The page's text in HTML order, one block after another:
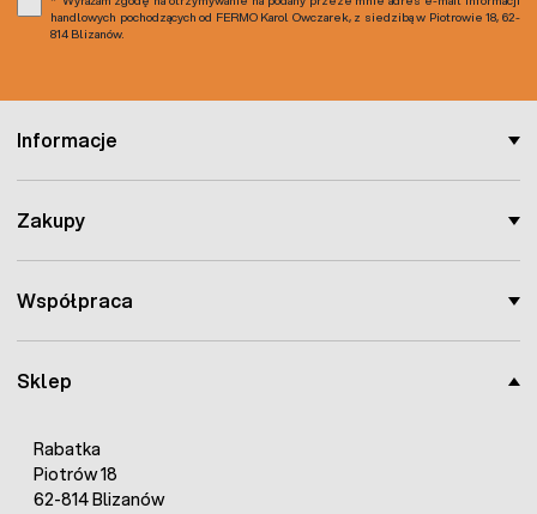
Sklep
Rabatka
Piotrów 18
62-814 Blizanów
Informacje
Zakupy
Współpraca
handlowych pochodzących od FERMO Karol Owczarek, z siedzibą w Piotrowie 18, 62-
814 Blizanów.